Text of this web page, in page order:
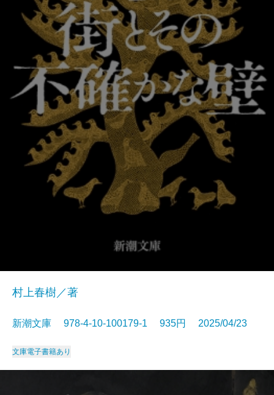
村上春樹／著
新潮文庫 978-4-10-100179-1 935円 2025/04/23
文庫電子書籍あり